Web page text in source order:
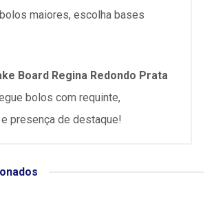
maiores, escolha bases
Board Regina Redondo Prata
bolos com requinte,
presença de destaque!